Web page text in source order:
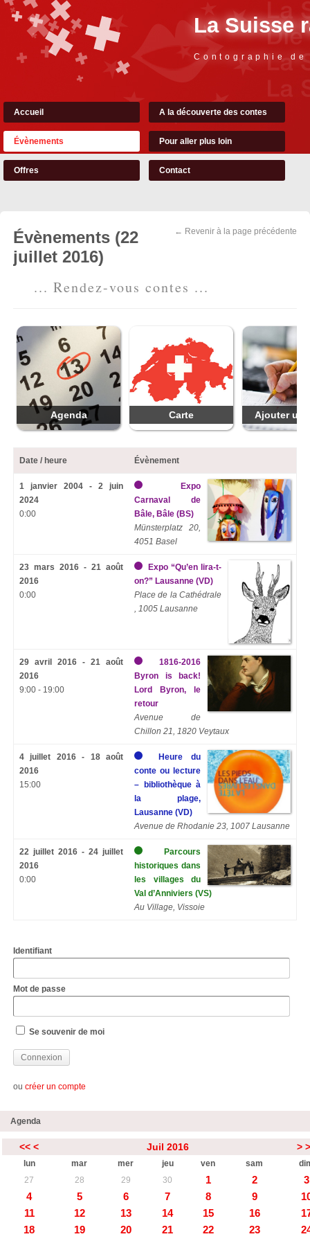
La Suisse
Contographie
Accueil A la découverte des contes
Évènements Pour aller plus loin
Offres Contact
← Revenir à la page précédente
Évènements (22
juillet 2016)
... Rendez-vous contes ...
Agenda Carte Ajouter
Date / heure Évènement
1 janvier 2004 - 2 juin
2024
0:00
Expo
Carnaval de
Bâle, Bâle (BS)
Münsterplatz 20,
4051 Basel
23 mars 2016 - 21 août
2016
0:00
Expo “Qu’en lira-t-
on?” Lausanne (VD)
Place de la Cathédrale
, 1005 Lausanne
29 avril 2016 - 21 août
2016
9:00 - 19:00
1816-2016
Byron is back!
Lord Byron, le
retour
Avenue de
Chillon 21, 1820 Veytaux
4 juillet 2016 - 18 août
2016
15:00
Heure du
conte ou lecture
– bibliothèque à
la plage,
Lausanne (VD)
Avenue de Rhodanie 23, 1007 Lausanne
22 juillet 2016 - 24 juillet
2016
0:00
Parcours
historiques dans
les villages du
Val d’Anniviers (VS)
Au Village, Vissoie
Identifiant
Mot de passe
Se souvenir de moi
ou créer un compte
Agenda
<< < Juil 2016 >
lun mar mer jeu ven sam
27
28 29 30 1 2
3
4
5 6 7 8 9
11
12 13 14 15 16
18
19 20 21 22 23